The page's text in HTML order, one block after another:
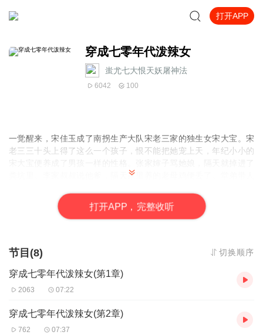
打开APP
穿成七零年代泼辣女
蚩尤七大恨天妖屠神法
6042 100
一觉醒来，宋佳玉成了南拐生产大队宋老三家的独生女宋大宝。宋
老三三十头上得了这么一个孩子，恨不能把她宠上天，年纪小小的
粪坑里。李家叔叔说他爹，隔天家里养的老母鸡便丢了。堂弟带人
衰，克得宋老三断子绝孙，只有宋老三夫妇觉得自家孩子是天降福
星，自家得了这娃娃，日子过得越来越红火。宋大宝叉腰大笑：生
打开APP，完整收听
节目(8) 切换顺序
穿成七零年代泼辣女(第1章)
2063 07:22
穿成七零年代泼辣女(第2章)
762 07:37